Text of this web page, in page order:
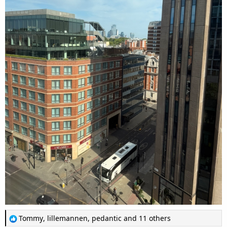
R
Tommy, lillemannen, pedantic and 11 others